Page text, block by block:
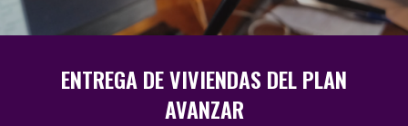
ENTREGA DE VIVIENDAS DEL PLAN
AVANZAR